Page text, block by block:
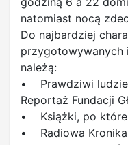
natomiast nocą
Do najbardziej
przygotowywanych
należą:
• Prawdziwi
Reportaż Fundacji
• Książki, po które
• Radiowa Kronika